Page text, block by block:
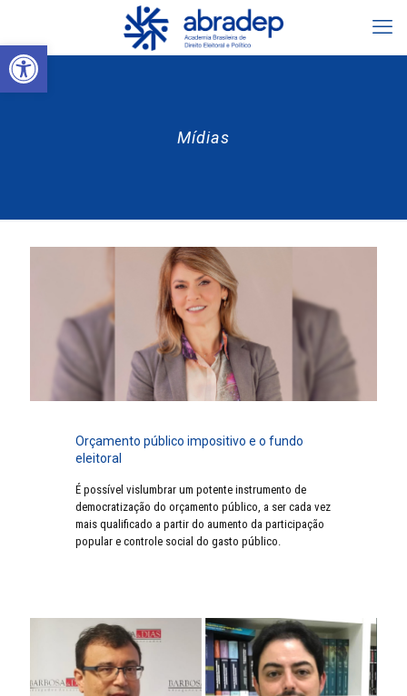
Abrir a barra de ferramentas
Mídias
Orçamento público impositivo e o fundo
eleitoral
É possível vislumbrar um potente instrumento de
democratização do orçamento público, a ser cada vez
mais qualificado a partir do aumento da participação
popular e controle social do gasto público.